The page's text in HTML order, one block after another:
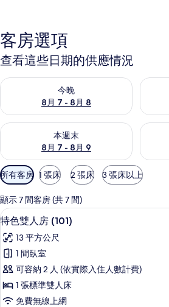
客房選項
查看這些日期的供應情況
今晚
8月 7 - 8月 8
查看今晚 (8月 7 - 8月 8) 的供應情況查看
本週末
8月 7 - 8月 9
查看本週末 (8月 7 - 8月 9) 的供應情況
查看
可
用
的
客
房
篩
選
條
所有客房 1 張床 2 張床 3 張床以上
顯示 7 間客房 (共 7 間)
顯
示
特
色
雙
人
特色雙
9
特色雙人房 (101)
13 平方公尺
1 間臥室
可容納 2 人 (依實際入住人數計費)
1 張標準雙人床
免費無線上網